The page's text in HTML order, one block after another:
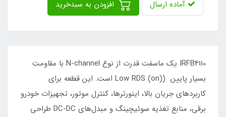
آماده ارسال
IRFB4110 یک ماسفت قدرت از نوع N-channel با مقاومت
بسیار پایین (Low RDS (on) است. این قطعه برای
کاربردهای جریان بالا، اینورترها، کنترل موتور، تجهیزات خودرو
برقی، منابع تغذیه سوئیچینگ و مبدل‌های DC-DC طراحی